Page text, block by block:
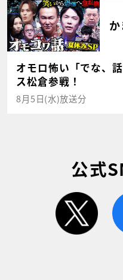
オモロ怖い「でな、
ス松倉参戦！
8月5日(水)放送分
公式